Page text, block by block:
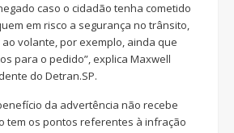
caso o cidadão tenha cometido
em risco a segurança no trânsito,
volante, por exemplo, ainda que
para o pedido”, explica Maxwell
do Detran.SP.
da advertência não recebe
tem os pontos referentes à infração